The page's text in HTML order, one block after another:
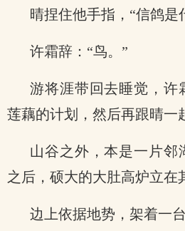
晴捏住他手指，“信鸽是
许霜辞：“鸟。”
游将涯带回去睡觉，许
莲藕的计划，然后再跟晴一
山谷之外，本是一片邻
之后，硕大的大肚高炉立在
边上依据地势，架着一台